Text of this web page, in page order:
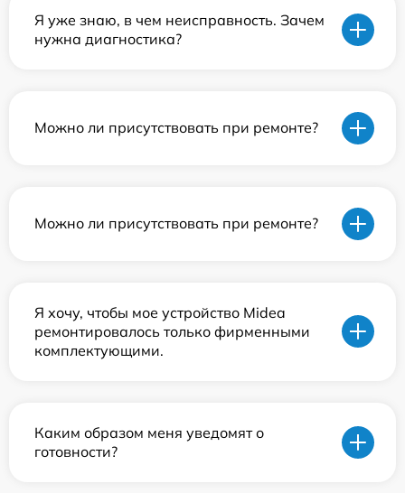
Я уже знаю, в чем неисправность. Зачем
нужна диагностика?
Можно ли присутствовать при ремонте?
Можно ли присутствовать при ремонте?
Я хочу, чтобы мое устройство Midea
ремонтировалось только фирменными
комплектующими.
Каким образом меня уведомят о
готовности?